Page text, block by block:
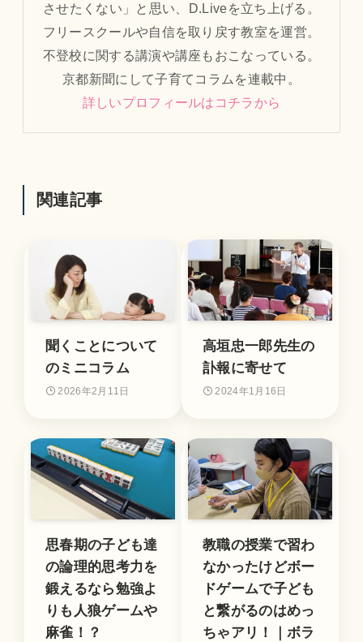
させたくない」と思い、D.Liveを立ち上げる。
フリースクールや自信を取り戻す教室を運営。
不登校に関する講演や講座もおこなっている。
京都新聞にして子育てコラムを連載中。
詳しいプロフィールはコチラから
関連記事
聞くことについて
のミニコラム
2026年2月11日
高垣忠一郎先生の
訃報に寄せて
2024年1月16日
思春期の子ども達
の論理的思考力を
鍛えるなら勉強よ
りも人狼ゲームや
麻雀！？
教職の授業で習わ
なかったけどボー
ドゲームで子ども
と繋がるのはめっ
ちゃアリ！｜ボラ